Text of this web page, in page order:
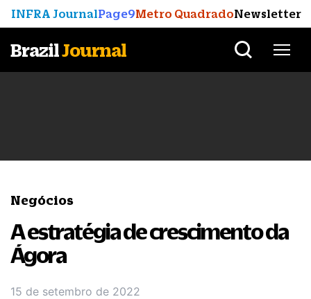
INFRA JournalPage9Metro QuadradoNewsletter
BrazilJournal
Negócios
A estratégia de crescimento da
Ágora
15 de setembro de 2022